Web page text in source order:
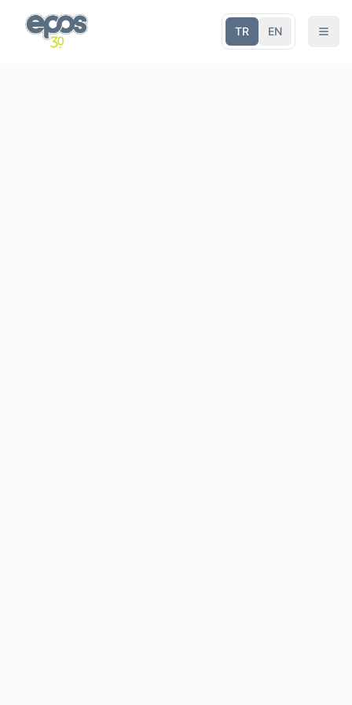
TR EN